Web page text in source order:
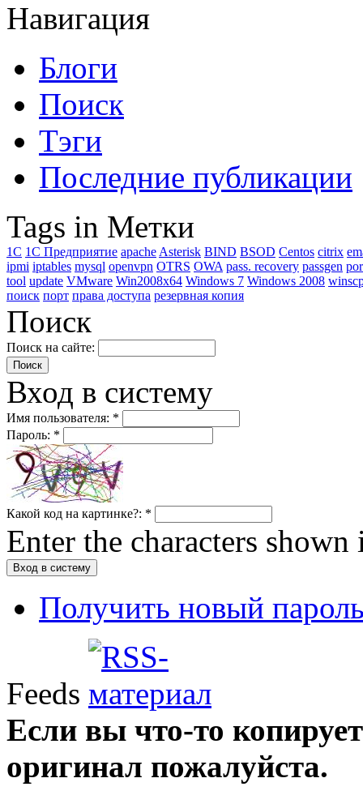
Навигация
Блоги
Поиск
Тэги
Последние публикации
Tags in Метки
1C 1С Предприятие apacheAsterisk BIND BSOD Centos citrix
ipmi iptables mysql openvpn OTRS OWA pass. recovery passgen
tool update VMware Win2008x64 Windows 7 Windows 2008
поиск порт права доступа резервная копия
Поиск
Поиск на сайте:
Вход в систему
Имя пользователя: *
Пароль: *
Какой код на картинке?: *
Enter the characters shown
Получить новый
Feeds
Если вы что-то
оригинал пожалуйста.